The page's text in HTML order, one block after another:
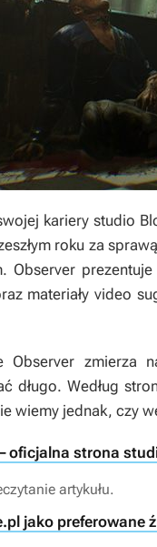
kariery studio
roku za
Observer
materiały video
Observer zmierza
długo. Według
wiemy jednak, czy
oficjalna strona
artykułu.
jako preferowane